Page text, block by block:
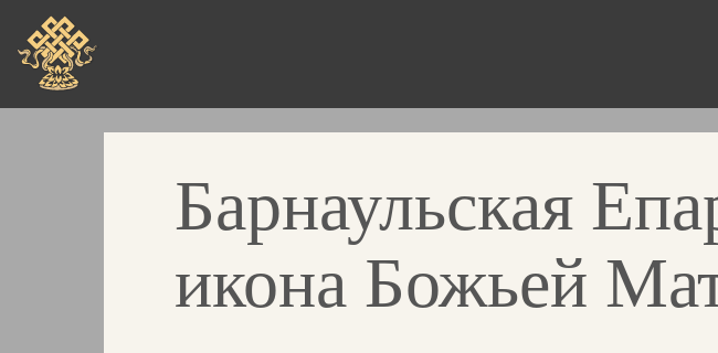
main
content
Барнаульская
икона Божьей